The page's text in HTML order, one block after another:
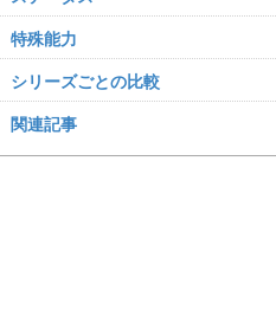
特殊能力
シリーズごとの比較
関連記事